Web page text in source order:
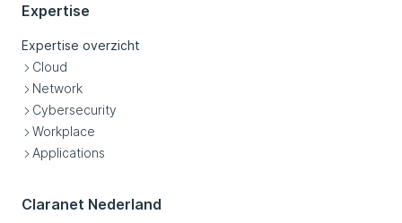
Expertise
Expertise overzicht
Cloud
Network
Cybersecurity
Workplace
Applications
Claranet Nederland